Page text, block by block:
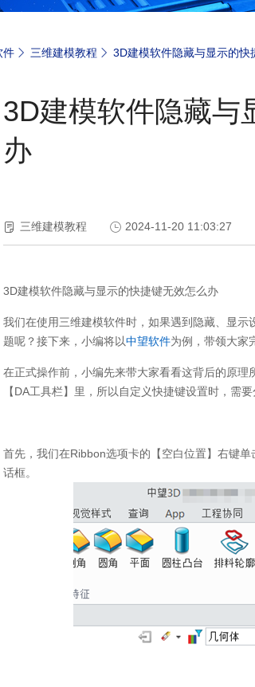
件 三维建模教程 3D建模软件隐藏与显示的快
3D建模软件隐藏与
办
三维建模教程 2024-11-20 11:03:27
3D建模软件隐藏与显示的快捷键无效怎么办
我们在使用三维建模软件时，如果遇到隐藏、显
题呢？接下来，小编将以中望软件为例，带领大家
在正式操作前，小编先来带大家看看这背后的原
【DA工具栏】里，所以自定义快捷键设置时，需要
首先，我们在Ribbon选项卡的【空白位置】右键
话框。